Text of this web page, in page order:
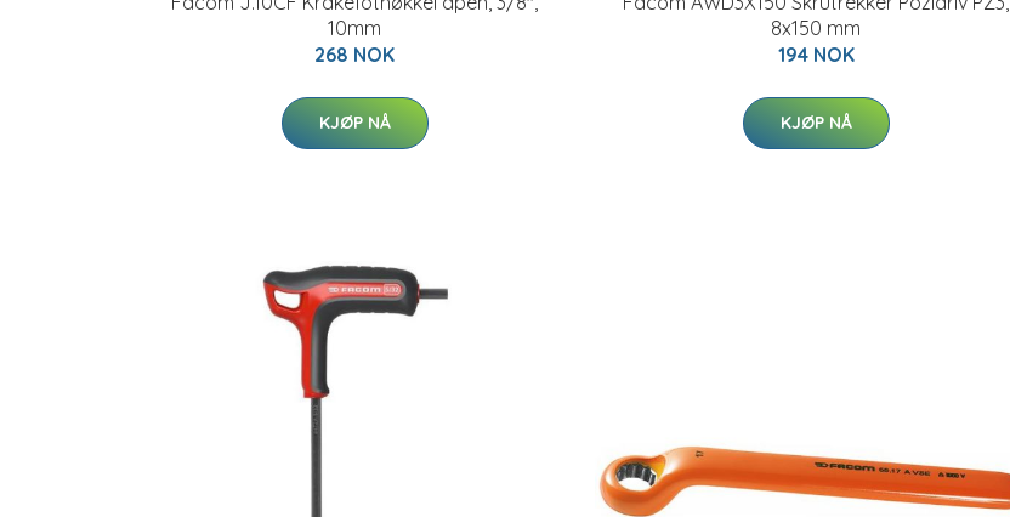
10mm
268 NOK
KJØP NÅ
8x150 mm
194 NOK
KJØP NÅ